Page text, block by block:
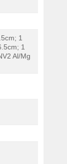
1
1
Al/Mg